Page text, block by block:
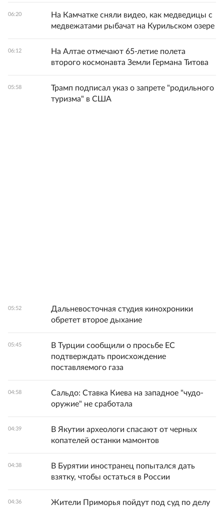
06:20
На Камчатке сняли видео, как медведицы с
медвежатами рыбачат на Курильском озере
06:12
На Алтае отмечают 65-летие полета
второго космонавта Земли Германа Титова
05:58
Трамп подписал указ о запрете "родильного
туризма" в США
05:52
Дальневосточная студия кинохроники
обретет второе дыхание
05:45
В Турции сообщили о просьбе ЕС
подтверждать происхождение
поставляемого газа
04:58
Сальдо: Ставка Киева на западное "чудо-
оружие" не сработала
04:39
В Якутии археологи спасают от черных
копателей останки мамонтов
04:38
В Бурятии иностранец попытался дать
взятку, чтобы остаться в России
04:36
Жители Приморья пойдут под суд по делу